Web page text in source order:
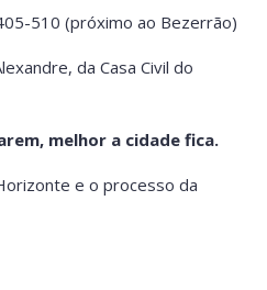
510 (próximo ao Bezerrão)
da Casa Civil do
melhor a cidade fica.
e o processo da